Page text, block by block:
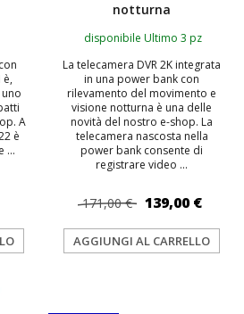
è,
A
è
...
notturna
disponibile Ultimo 3 pz
La telecamera DVR 2K integrata
in una power bank con
rilevamento del movimento e
visione notturna è una delle
novità del nostro e-shop. La
telecamera nascosta nella
power bank consente di
registrare video ...
171,00 € 139,00 €
AGGIUNGI AL CARRELLO